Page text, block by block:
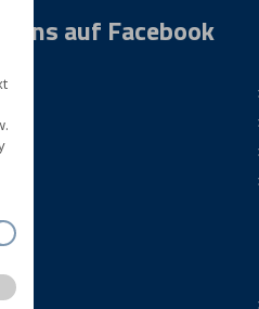
uns auf Facebook